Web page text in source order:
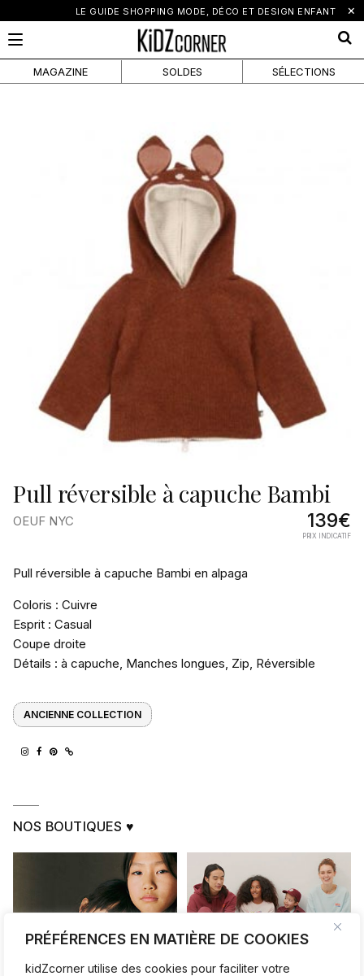
PRÉFÉRENCES EN MATIÈRE DE COOKIES
kidZcorner utilise des cookies pour faciliter votre
LE GUIDE SHOPPING MODE, DÉCO ET DESIGN ENFANT ×
MAGAZINE SOLDES SÉLECTIONS
Pull réversible à capuche Bambi
OEUF NYC 139€
PRIX INDICATIF
Pourquoi
on
l’aime
Pull réversible à capuche Bambi en alpaga
Coloris : Cuivre
Esprit : Casual
Coupe droite
Détails : à capuche, Manches longues, Zip, Réversible
ANCIENNE COLLECTION
NOS BOUTIQUES ♥